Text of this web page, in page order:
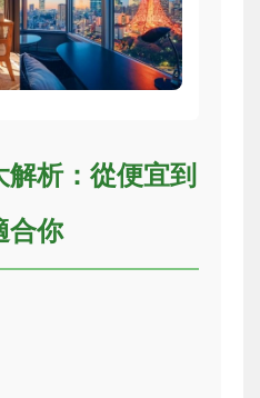
解析：從便宜到
合你